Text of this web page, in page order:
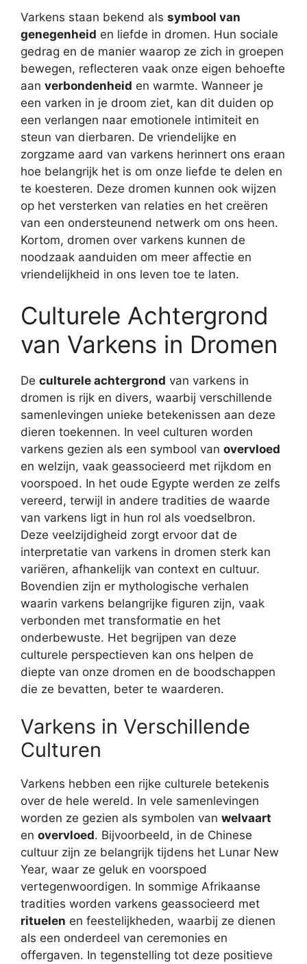
Varkens staan bekend als symbool van
genegenheid en liefde in dromen. Hun sociale
gedrag en de manier waarop ze zich in groepen
bewegen, reflecteren vaak onze eigen behoefte
aan verbondenheid en warmte. Wanneer je
een varken in je droom ziet, kan dit duiden op
een verlangen naar emotionele intimiteit en
steun van dierbaren. De vriendelijke en
zorgzame aard van varkens herinnert ons eraan
hoe belangrijk het is om onze liefde te delen en
te koesteren. Deze dromen kunnen ook wijzen
op het versterken van relaties en het creëren
van een ondersteunend netwerk om ons heen.
Kortom, dromen over varkens kunnen de
noodzaak aanduiden om meer affectie en
vriendelijkheid in ons leven toe te laten.
Culturele Achtergrond
van Varkens in Dromen
De culturele achtergrond van varkens in
dromen is rijk en divers, waarbij verschillende
samenlevingen unieke betekenissen aan deze
dieren toekennen. In veel culturen worden
varkens gezien als een symbool van overvloed
en welzijn, vaak geassocieerd met rijkdom en
voorspoed. In het oude Egypte werden ze zelfs
vereerd, terwijl in andere tradities de waarde
van varkens ligt in hun rol als voedselbron.
Deze veelzijdigheid zorgt ervoor dat de
interpretatie van varkens in dromen sterk kan
variëren, afhankelijk van context en cultuur.
Bovendien zijn er mythologische verhalen
waarin varkens belangrijke figuren zijn, vaak
verbonden met transformatie en het
onderbewuste. Het begrijpen van deze
culturele perspectieven kan ons helpen de
diepte van onze dromen en de boodschappen
die ze bevatten, beter te waarderen.
Varkens in Verschillende
Culturen
Varkens hebben een rijke culturele betekenis
over de hele wereld. In vele samenlevingen
worden ze gezien als symbolen van welvaart
en overvloed. Bijvoorbeeld, in de Chinese
cultuur zijn ze belangrijk tijdens het Lunar New
Year, waar ze geluk en voorspoed
vertegenwoordigen. In sommige Afrikaanse
tradities worden varkens geassocieerd met
rituelen en feestelijkheden, waarbij ze dienen
als een onderdeel van ceremonies en
offergaven. In tegenstelling tot deze positieve